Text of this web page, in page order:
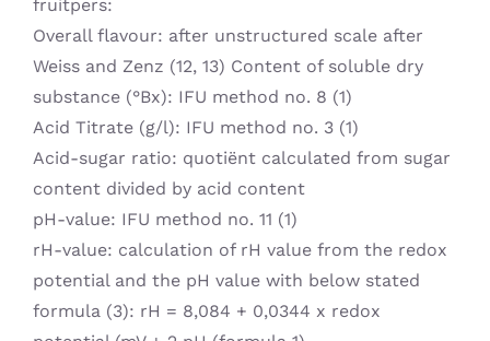
fruitpers:
Overall flavour: after unstructured scale after
Weiss and Zenz (12, 13) Content of soluble dry
substance (°Bx): IFU method no. 8 (1)
Acid Titrate (g/l): IFU method no. 3 (1)
Acid-sugar ratio: quotiënt calculated from sugar
content divided by acid content
pH-value: IFU method no. 11 (1)
rH-value: calculation of rH value from the redox
potential and the pH value with below stated
formula (3): rH = 8,084 + 0,0344 x redox